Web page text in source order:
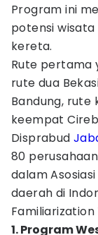
Program ini
potensi
kereta.
Rute pertama
rute dua
Bandung,
keempat
Disprabud
80
dalam
daerah di
1. Program